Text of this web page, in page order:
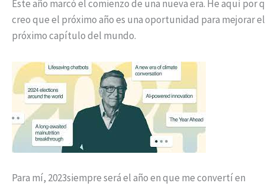
Este año marcó el comienzo de una nueva era. He aquí por
creo que el próximo año es una oportunidad para mejorar el
próximo capítulo del mundo.
Para mí, 2023siempre será el año en que me convertí en